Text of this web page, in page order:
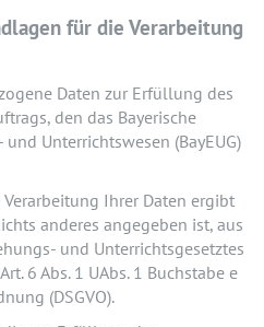
für die Verarbeitung
Daten zur Erfüllung des
den das Bayerische
Unterrichtswesen (BayEUG)
Ihrer Daten ergibt
anderes angegeben ist, aus
und Unterrichtsgesetztes
6 Abs. 1 UAbs. 1 Buchstabe e
(DSGVO).